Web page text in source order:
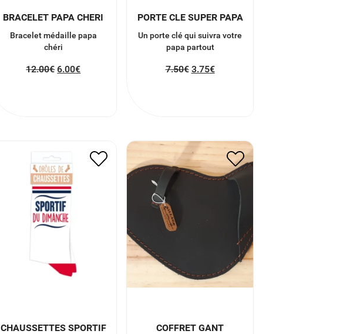
BRACELET PAPA CHERI
Bracelet médaille papa
chéri
12.00€ 6.00€
PORTE CLE SUPER PAPA
Un porte clé qui suivra votre
papa partout
7.50€ 3.75€
CHAUSSETTES SPORTIF
HUITRES
45.00€ 22.50€
COFFRET GANT